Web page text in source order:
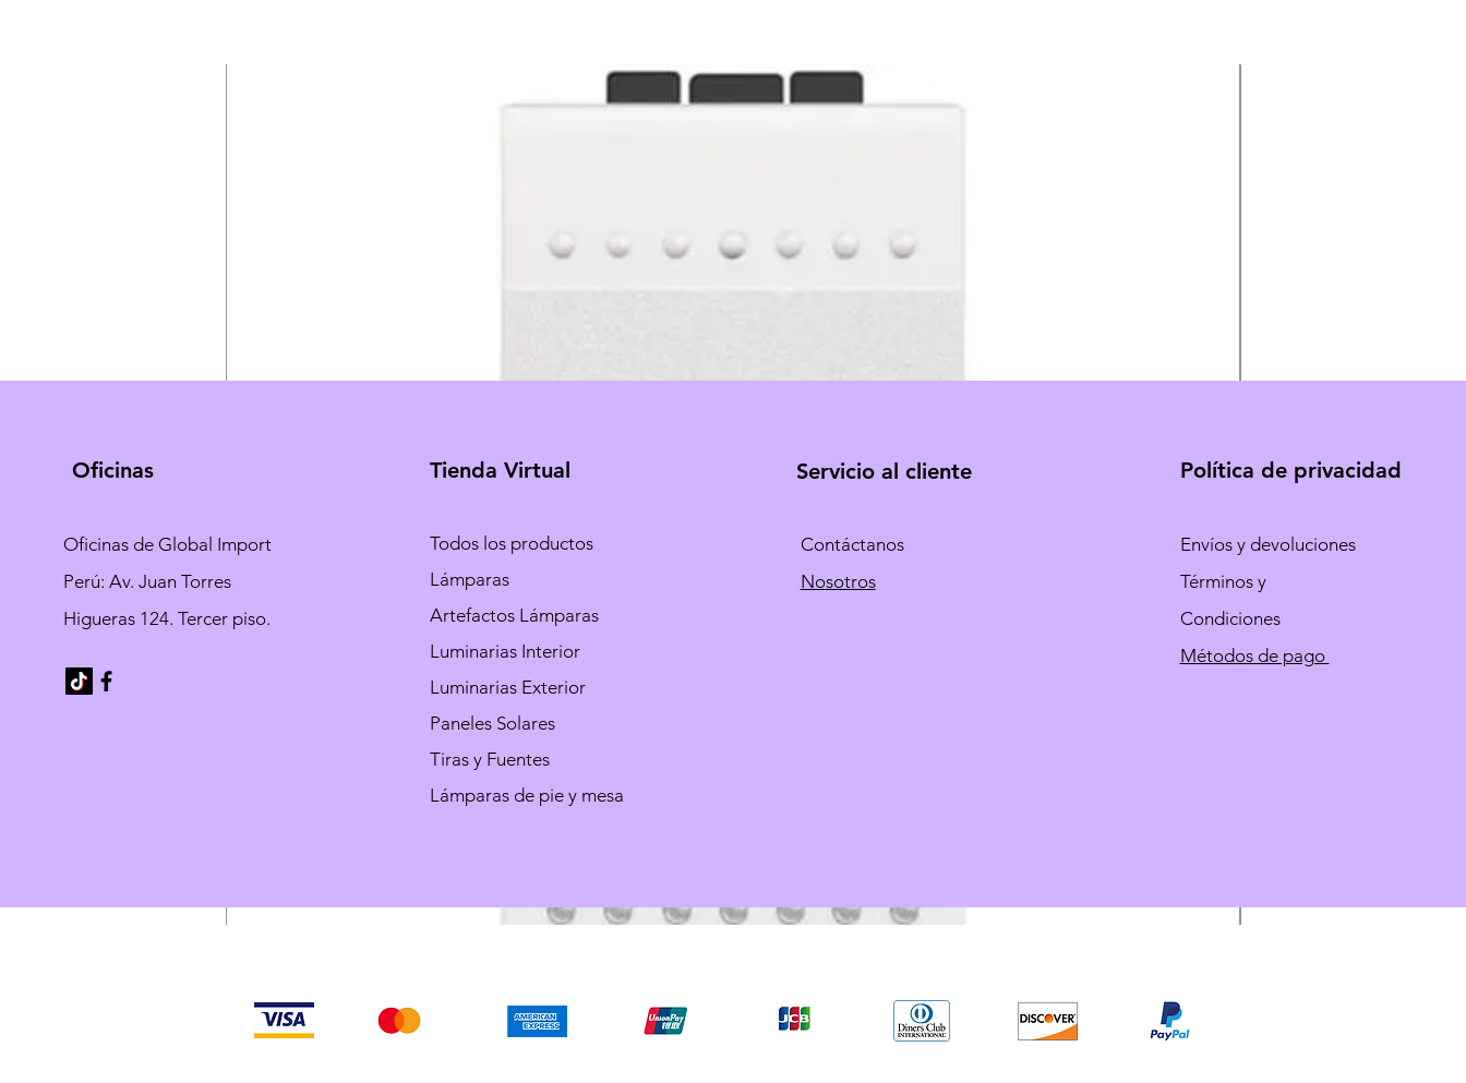
Oficinas
Oficinas de Global Import
Perú: Av. Juan Torres
Higueras 124. Tercer piso.
Tienda Virtual
Todos los productos
Lámparas
Artefactos Lámparas
Luminarias Interior
Luminarias Exterior
Paneles Solares
Tiras y Fuentes
Lámparas de pie y mesa
Servicio al cliente
Contáctanos
Nosotros
Política de privacidad
Envíos y devoluciones
Términos y
Condiciones
Métodos de pago